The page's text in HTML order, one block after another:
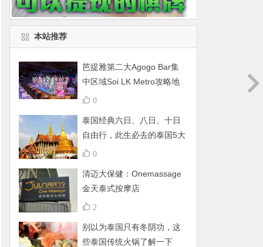
本站推荐
芭提雅第二大Agogo Bar集
中区域Soi LK Metro攻略地
图 0
泰国经典六日、八日、十日
自由行，此生必去的泰国5大
景点
0
清迈大保健：Onemassage
金天泰式按摩店
2
别以为泰国只有冬阴功，这
些泰国传统火锅了解一下